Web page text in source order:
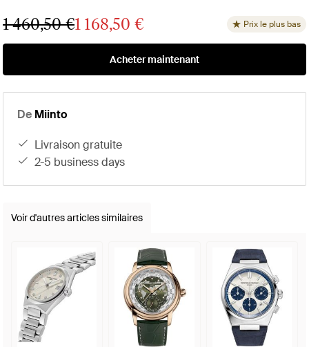
1 460,50 €1 168,50 € Prix le plus bas
Acheter maintenant
De Miinto
livraison gratuite
2-5 business days
Voir d'autres articles similaires